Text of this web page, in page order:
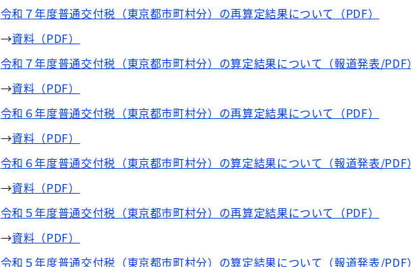
令和７年度普通交付税（東京都市町村分）の再算定結果について（PDF）
→資料（PDF）
令和７年度普通交付税（東京都市町村分）の算定結果について（報道発表/PDF）
→資料（PDF）
令和６年度普通交付税（東京都市町村分）の再算定結果について（PDF）
→資料（PDF）
令和６年度普通交付税（東京都市町村分）の算定結果について（報道発表/PDF）
→資料（PDF）
令和５年度普通交付税（東京都市町村分）の再算定結果について（PDF）
→資料（PDF）
令和５年度普通交付税（東京都市町村分）の算定結果について（報道発表/PDF）